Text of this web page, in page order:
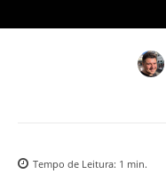
Tempo de Leitura: 1 min.